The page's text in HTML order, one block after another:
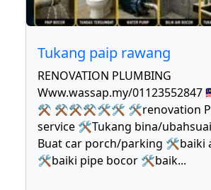
Tukang paip rawang
RENOVATION PLUMBING
Www.wassap.my/
⚒ ⚒⚒⚒🛠🛠 🛠renovation
service 🛠Tukang bina/
Buat car porch/parking 🛠baiki
🛠baiki pipe bocor 🛠baik...